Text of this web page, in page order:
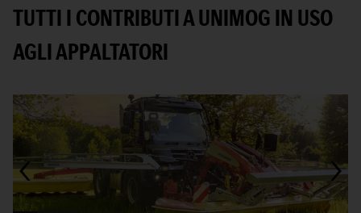
TUTTI I CONTRIBUTI A UNIMOG IN USO
AGLI APPALTATORI